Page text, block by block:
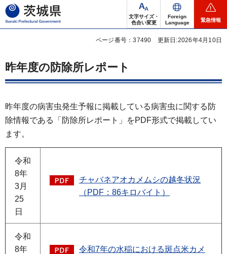
茨城県
文字サイズ・
色合い変更
Foreign
Language
緊急情報
ページ番号：37490 更新日:2026年4月10日
昨年度の防除所レポート
昨年度の病害虫発生予報に掲載している病害虫に関する防
除情報である「防除所レポート」をPDF形式で掲載してい
ます。
令和
8年
3月
25
日
チャバネアオカメムシの越冬状況
（PDF：86キロバイト）
令和
8年
令和7年の水稲における斑点米カメ